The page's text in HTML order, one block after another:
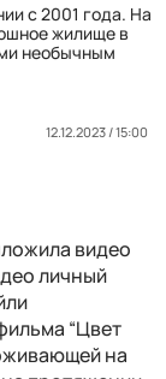
с 2001 года. На
жилище в
необычным
12.12.2023 / 15:00
видео
личный
“Цвет
на